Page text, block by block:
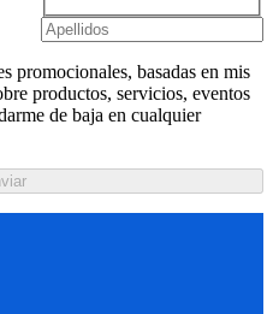
promocionales, basadas en mis
productos, servicios, eventos
de baja en cualquier